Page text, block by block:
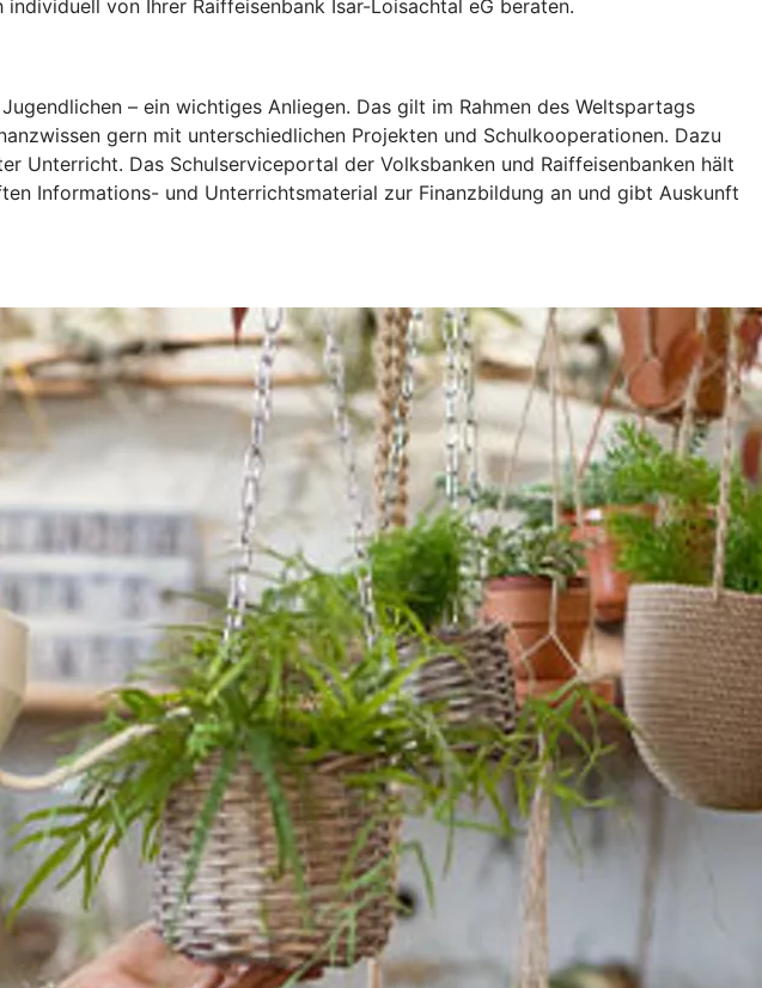
von Ihrer Raiffeisenbank Isar-Loisachtal eG beraten.
– ein wichtiges Anliegen. Das gilt im Rahmen des Weltspartags
gern mit unterschiedlichen Projekten und Schulkooperationen. Dazu
Unterricht. Das Schulserviceportal der Volksbanken und Raiffeisenbanken hält
Informations- und Unterrichtsmaterial zur Finanzbildung an und gibt Auskunft